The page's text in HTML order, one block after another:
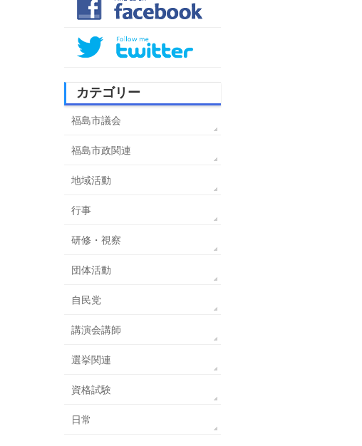
カテゴリー
福島市議会
福島市政関連
地域活動
行事
研修・視察
団体活動
自民党
講演会講師
選挙関連
資格試験
日常